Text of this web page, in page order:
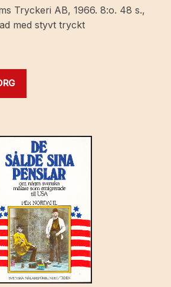
Tryckeri AB, 1966. 8:o. 48 s.,
med styvt tryckt